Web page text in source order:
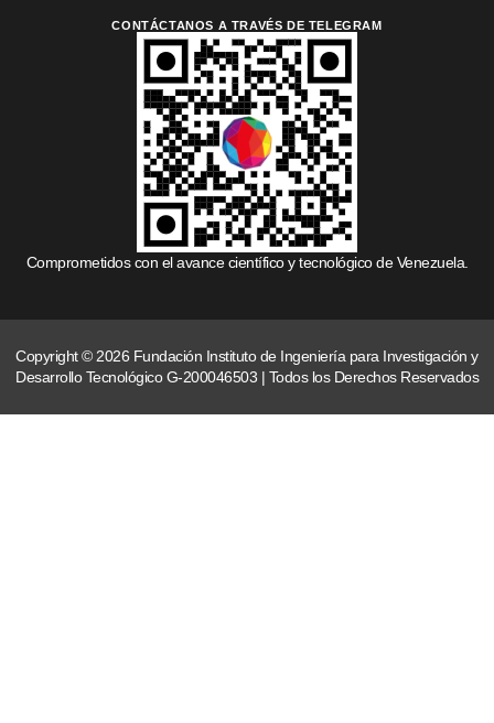
CONTÁCTANOS A TRAVÉS DE TELEGRAM
Comprometidos con el avance científico y tecnológico de Venezuela.
Copyright © 2026 Fundación Instituto de Ingeniería para Investigación y
Desarrollo Tecnológico G-200046503 | Todos los Derechos Reservados